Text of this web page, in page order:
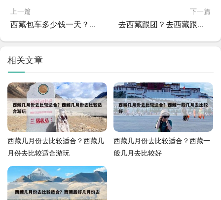
上一篇
西藏包车多少钱一天？西藏包车旅游攻略
下一篇
去西藏跟团？去西藏跟团好还是自驾好
相关文章
西藏几月份去比较适合？西藏几
月份去比较适合游玩
西藏几月份去比较适合？西藏一
般几月去比较好